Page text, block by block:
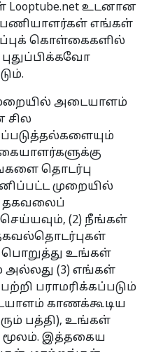
உடனான
எங்கள்
கொள்கைகளில்
அடையாளம்
சில
தொடர்பு
முறையில்
தகவலைப்
(2) நீங்கள்
பொறுத்து உங்கள்
அல்லது (3) எங்கள்
பராமரிக்கப்படும்
காணக்கூடிய
பத்தி), உங்கள்
இத்தகைய